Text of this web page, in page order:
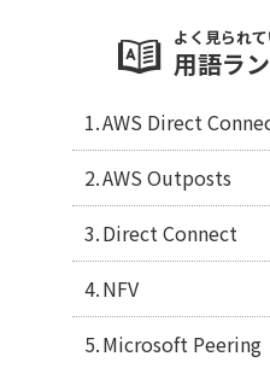
よく見られ
用語ラ
AWS Direct
AWS Outposts
Direct Connect
NFV
Microsoft Peering